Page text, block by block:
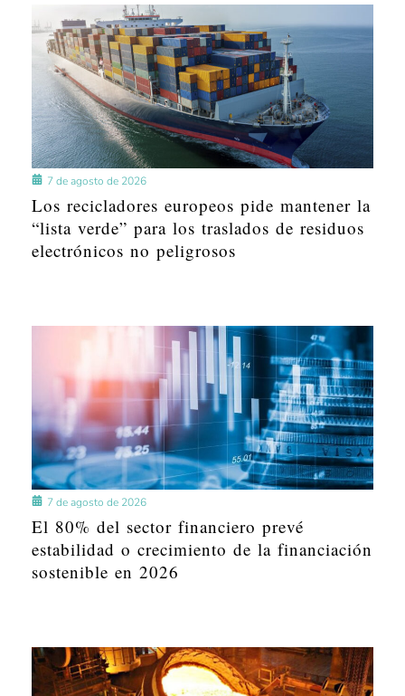
7 de agosto de 2026
Los recicladores europeos pide mantener la
“lista verde” para los traslados de residuos
electrónicos no peligrosos
7 de agosto de 2026
El 80% del sector financiero prevé
estabilidad o crecimiento de la financiación
sostenible en 2026